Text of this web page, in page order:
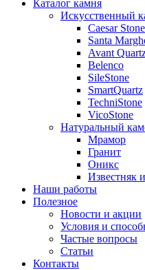
Каталог камня
Искусственный
Caesar Stone
Santa
Avant
Belenco
SileStone
SmartQuartz
TechniStone
VicoStone
Натуральный
Мрамор
Гранит
Оникс
Известняк
Наши работы
Полезное
Новости и акции
Условия и
Частые вопросы
Статьи
Контакты